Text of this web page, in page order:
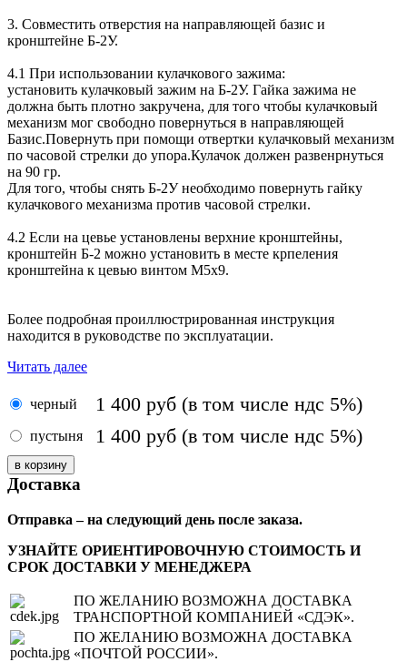
3. Совместить отверстия на направляющей базис и
кронштейне Б-2У.
4.1 При использовании кулачкового зажима:
установить кулачковый зажим на Б-2У. Гайка зажима не
должна быть плотно закручена, для того чтобы кулачковый
механизм мог свободно повернуться в направляющей
Базис.Повернуть при помощи отвертки кулачковый механизм
по часовой стрелки до упора.Кулачок должен развенрнуться
на 90 гр.
Для того, чтобы снять Б-2У необходимо повернуть гайку
кулачкового механизма против часовой стрелки.
4.2 Если на цевье установлены верхние кронштейны,
кронштейн Б-2 можно установить в месте крпеления
кронштейна к цевью винтом М5x9.
Более подробная проиллюстрированная инструкция
находится в руководстве по эксплуатации.
Читать далее
черный 1 400 руб (в том числе ндс 5%)
пустыня 1 400 руб (в том числе ндс 5%)
Доставка
Отправка – на следующий день после заказа.
УЗНАЙТЕ ОРИЕНТИРОВОЧНУЮ СТОИМОСТЬ И
СРОК ДОСТАВКИ У МЕНЕДЖЕРА
ПО ЖЕЛАНИЮ ВОЗМОЖНА ДОСТАВКА
ТРАНСПОРТНОЙ КОМПАНИЕЙ «СДЭК».
ПО ЖЕЛАНИЮ ВОЗМОЖНА ДОСТАВКА
«ПОЧТОЙ РОССИИ».